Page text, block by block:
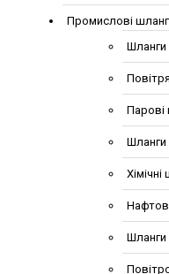
Промислові
Шланги
Парові
Шланги
Шланги